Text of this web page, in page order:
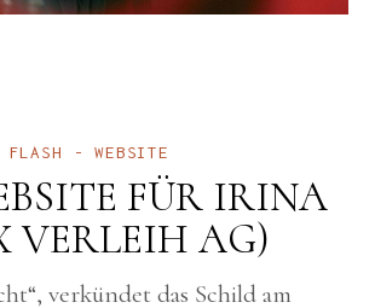
FLASH WEBSITE
FÜR IRINA
VERLEIH AG)
verkündet das Schild am